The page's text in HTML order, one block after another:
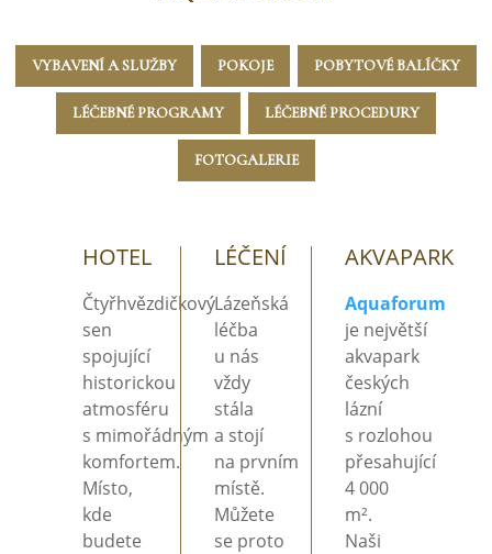
VYBAVENÍ A SLUŽBY POKOJE POBYTOVÉ BALÍČKY
LÉČEBNÉ PROGRAMY LÉČEBNÉ PROCEDURY
FOTOGALERIE
HOTEL
Čtyřhvězdičkový
sen
spojující
historickou
atmosféru
s mimořádným
komfortem.
Místo,
kde
budete
LÉČENÍ
Lázeňská
léčba
u nás
vždy
stála
a stojí
na prvním
místě.
Můžete
se proto
AKVAPARK
Aquaforum
je největší
akvapark
českých
lázní
s rozlohou
přesahující
4 000
m².
Naši